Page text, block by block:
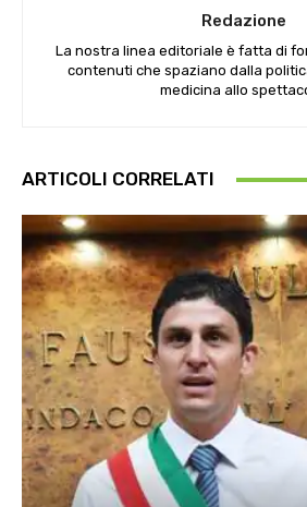
Redazione
La nostra linea editoriale è fatta di
contenuti che spaziano dalla
medicina allo
ARTICOLI CORRELATI